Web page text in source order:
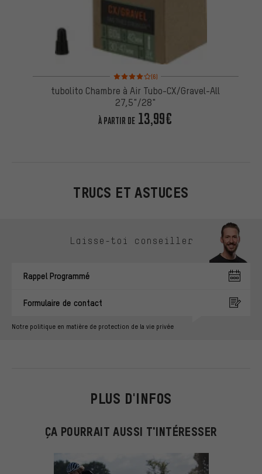
Note moyenne : 4 sur 5 d'après 6 avis
(6)
tubolito Chambre à Air Tubo-CX/Gravel-All
27,5"/28"
À PARTIR DE 13,99€
TRUCS ET ASTUCES
Laisse-toi conseiller
Rappel Programmé
Formulaire de contact
Notre politique en matière de protection de la vie privée
PLUS D'INFOS
ÇA POURRAIT AUSSI T'INTÉRESSER